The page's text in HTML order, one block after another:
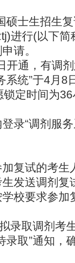
硕士生招生
进行(以下简
请。
开通，有调
系统”于4月8
定时间为
录“调剂服
复试的考生
发送调剂复
校要求参加
录取调剂考
录取”通知，